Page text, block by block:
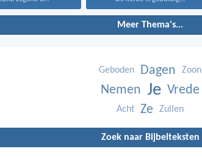
Meer Thema's...
Geboden Dagen Zoon
Nemen Je Vrede
Acht Ze Zullen
Zoek naar Bijbelteksten